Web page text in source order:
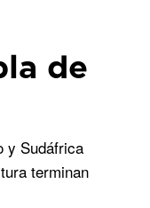
de
y Sudáfrica
terminan